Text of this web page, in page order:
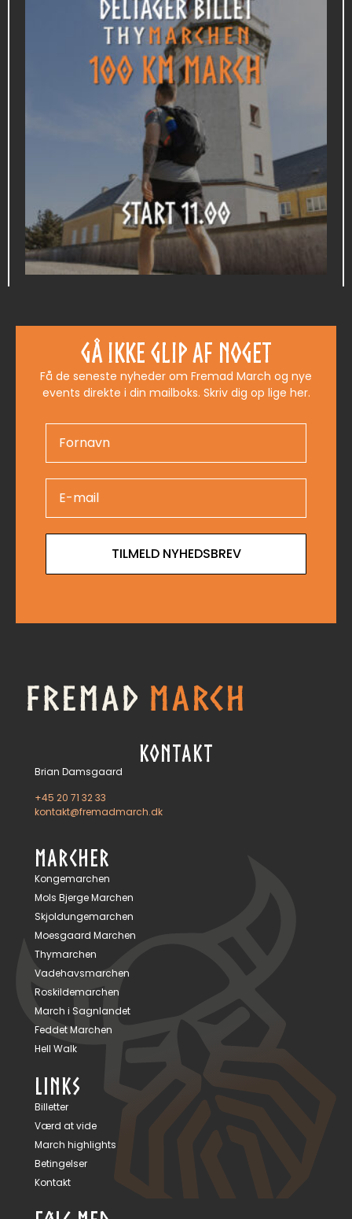
595,00kr.
Læs mere
Gå ikke glip af noget
Få de seneste nyheder om Fremad March og nye
events direkte i din mailboks. Skriv dig op lige her.
TILMELD NYHEDSBREV
KONTAKT
Brian Damsgaard
+45 20 71 32 33
kontakt@fremadmarch.dk
MARCHER
Kongemarchen
Mols Bjerge Marchen
Skjoldungemarchen
Moesgaard Marchen
Thymarchen
Vadehavsmarchen
Roskildemarchen
March i Sagnlandet
Feddet Marchen
Hell Walk
LINKS
Billetter
Værd at vide
March highlights
Betingelser
Kontakt